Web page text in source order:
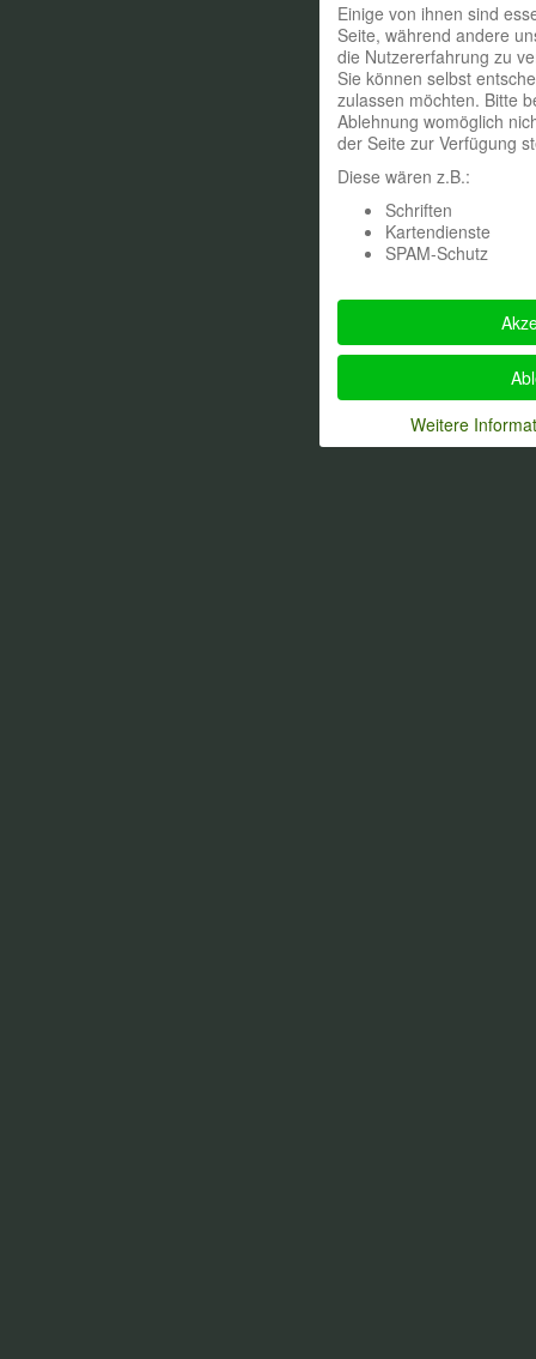
Einige von ihnen sind
Seite, während andere
die Nutzererfahrung zu
Sie können selbst
zulassen möchten. Bitte
Ablehnung womöglich
der Seite zur Verfügung
Diese wären z.B.:
Schriften
Kartendienste
SPAM-Schutz
Weitere